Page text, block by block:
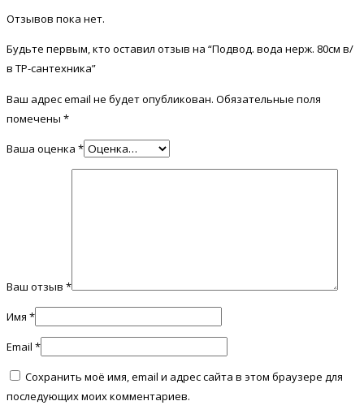
Отзывов пока нет.
Будьте первым, кто оставил отзыв на “Подвод. вода нерж. 80см в/
в ТР-сантехника”
Ваш адрес email не будет опубликован. Обязательные поля
помечены *
Ваша оценка *
Ваш отзыв *
Имя *
Email *
Сохранить моё имя, email и адрес сайта в этом браузере для
последующих моих комментариев.